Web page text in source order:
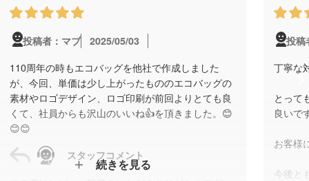
投稿者：マブ
2025/05/03
110周年の時もエコバッグを他社で作成しました
が、今回、単価は少し上がったもののエコバッグの
素材やロゴデザイン、ロゴ印刷が前回よりとても良
くて、社員からも沢山のいいね👍を頂きました。😊
😊😊
スタッフコメント
続きを見る
投稿
丁寧な
とって
良いで
お客様
今後と